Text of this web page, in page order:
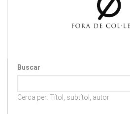
Buscar
Cerca per: Títol, subtítol, autor